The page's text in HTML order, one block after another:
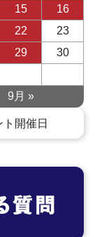
15
16
22
23
29
30
9月 »
ト開催日